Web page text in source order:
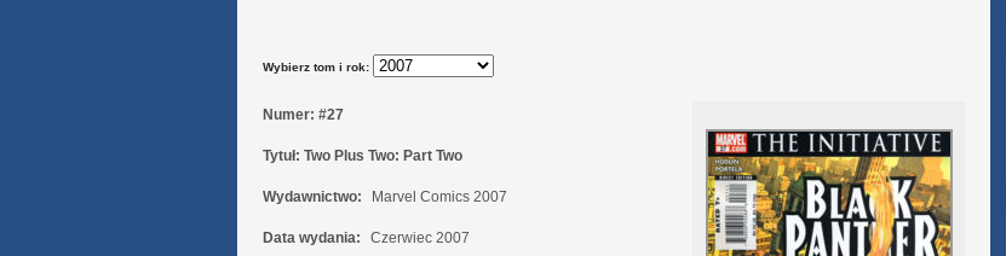
Wybierz tom i rok:
Numer: #27
Tytuł: Two Plus Two: Part Two
Wydawnictwo: Marvel Comics 2007
Data wydania: Czerwiec 2007